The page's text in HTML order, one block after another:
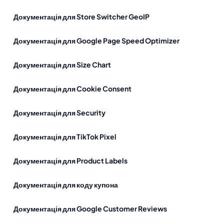
Документація для Store Switcher GeoIP
Документація для Google Page Speed Optimizer
Документація для Size Chart
Документація для Cookie Consent
Документація для Security
Документація для TikTok Pixel
Документація для Product Labels
Документація для коду купона
Документація для Google Customer Reviews